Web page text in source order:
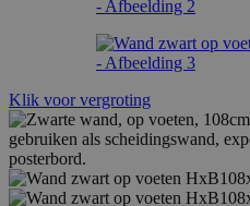
Klik voor vergroting